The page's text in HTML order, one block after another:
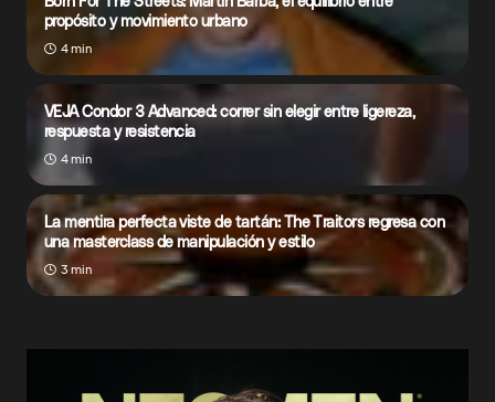
propósito y movimiento urbano
4 min
VEJA Condor 3 Advanced: correr sin elegir entre ligereza,
respuesta y resistencia
4 min
La mentira perfecta viste de tartán: The Traitors regresa con
una masterclass de manipulación y estilo
3 min